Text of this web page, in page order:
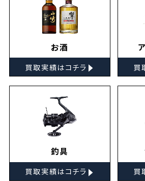
お酒
買取実績はコチラ ▸ 買
釣具
買取実績はコチラ ▸ 買